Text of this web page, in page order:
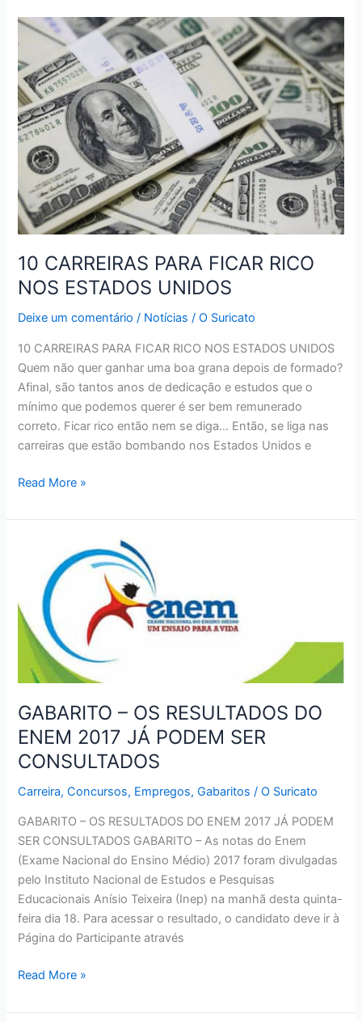
–
B2W
Digital
10 CARREIRAS PARA FICAR RICO
NOS ESTADOS UNIDOS
Deixe um comentário / Notícias /O Suricato
10 CARREIRAS PARA FICAR RICO NOS ESTADOS UNIDOS
Quem não quer ganhar uma boa grana depois de formado?
Afinal, são tantos anos de dedicação e estudos que o
mínimo que podemos querer é ser bem remunerado
correto. Ficar rico então nem se diga… Então, se liga nas
carreiras que estão bombando nos Estados Unidos e
10
PARA
ESTADOS
UNIDOS
Read More »
GABARITO – OS RESULTADOS DO
ENEM 2017 JÁ PODEM SER
CONSULTADOS
Carreira,Concursos, Empregos,Gabaritos /O Suricato
GABARITO – OS RESULTADOS DO ENEM 2017 JÁ PODEM
SER CONSULTADOS GABARITO – As notas do Enem
(Exame Nacional do Ensino Médio) 2017 foram divulgadas
pelo Instituto Nacional de Estudos e Pesquisas
Educacionais Anísio Teixeira (Inep) na manhã desta quinta-
feira dia 18. Para acessar o resultado, o candidato deve ir à
Página do Participante através
GABARITO
OS
Read More »